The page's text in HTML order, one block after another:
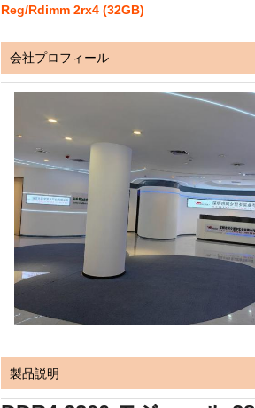
Reg/Rdimm 2rx4 (32GB)
会社プロフィール
製品説明